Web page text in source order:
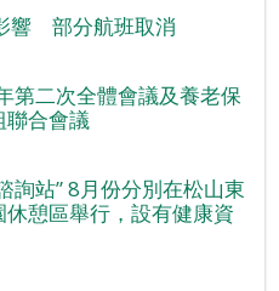
響 部分航班取消
第二次全體會議及養老保
聯合會議
詢站” 8月份分別在松山東
憩區舉行，設有健康資